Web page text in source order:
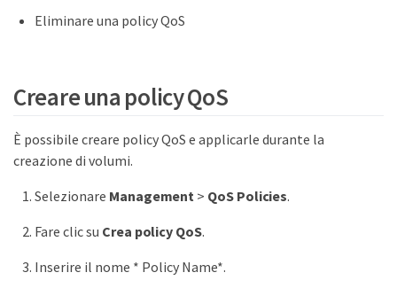
Eliminare una policy QoS
Creare una policy QoS
È possibile creare policy QoS e applicarle durante la
creazione di volumi.
Selezionare Management > QoS Policies.
Fare clic su Crea policy QoS.
Inserire il nome * Policy Name*.